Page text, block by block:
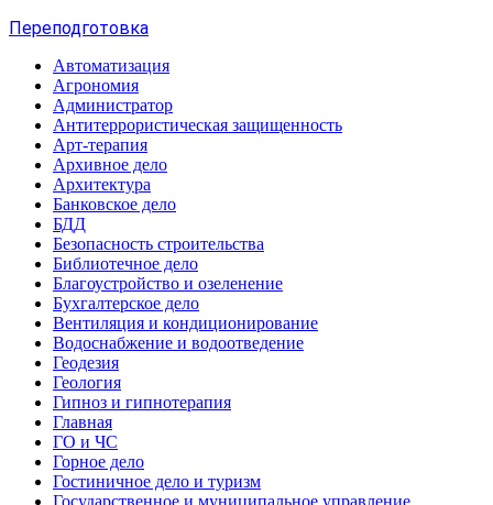
Переподготовка
Автоматизация
Агрономия
Администратор
Антитеррористическая защищенность
Арт-терапия
Архивное дело
Архитектура
Банковское дело
БДД
Безопасность строительства
Библиотечное дело
Благоустройство и озеленение
Бухгалтерское дело
Вентиляция и кондиционирование
Водоснабжение и водоотведение
Геодезия
Геология
Гипноз и гипнотерапия
Главная
ГО и ЧС
Горное дело
Гостиничное дело и туризм
Государственное и муниципальное управление